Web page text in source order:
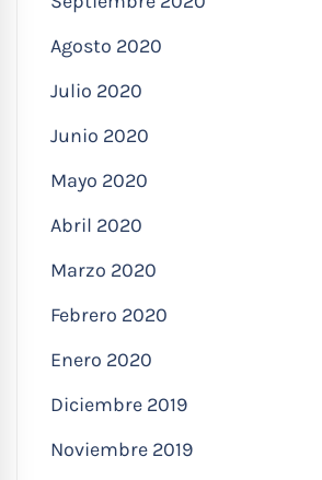
Agosto 2020
Julio 2020
Junio 2020
Mayo 2020
Abril 2020
Marzo 2020
Febrero 2020
Enero 2020
Diciembre 2019
Noviembre 2019